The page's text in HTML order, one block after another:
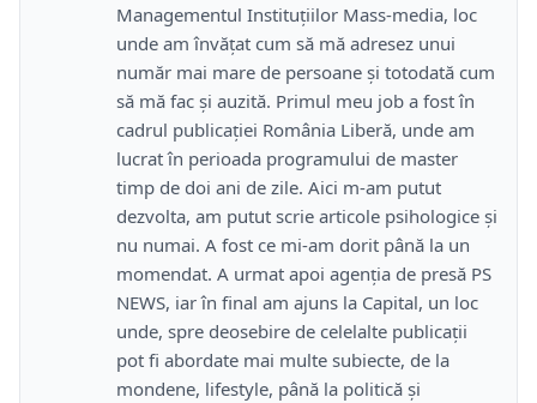
Managementul Instituțiilor Mass-media, loc
unde am învățat cum să mă adresez unui
număr mai mare de persoane și totodată cum
să mă fac și auzită. Primul meu job a fost în
cadrul publicației România Liberă, unde am
lucrat în perioada programului de master
timp de doi ani de zile. Aici m-am putut
dezvolta, am putut scrie articole psihologice și
nu numai. A fost ce mi-am dorit până la un
momendat. A urmat apoi agenția de presă PS
NEWS, iar în final am ajuns la Capital, un loc
unde, spre deosebire de celelalte publicații
pot fi abordate mai multe subiecte, de la
mondene, lifestyle, până la politică și